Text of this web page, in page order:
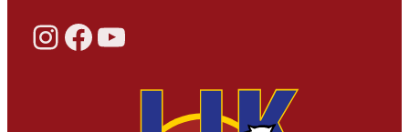
Instagram Facebook YouTube